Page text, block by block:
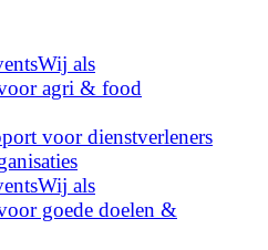
Wij als
agri & food
voor dienstverleners
Wij als
goede doelen &